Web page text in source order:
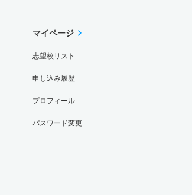
マイページ
志望校リスト
申し込み履歴
プロフィール
パスワード変更